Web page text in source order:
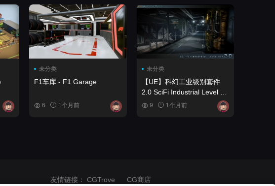
未分类
F1车库 - F1 Garage
6 1个月前
未分类
【UE】科幻工业级别套件
2.0 SciFi Industrial Level Kit
2.09 1个月前
友情链接： CGTrove CG商店